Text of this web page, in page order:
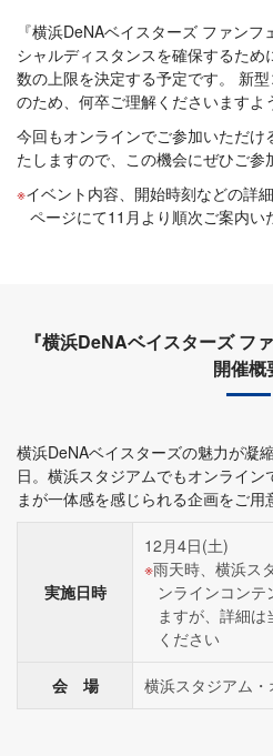
『横浜DeNAベイスターズ ファン
シャルディスタンスを確保するた
数の上限を決定する予定です。 新
のため、何卒ご理解くださいますよ
今回もオンラインでご参加いただ
たしますので、この機会にぜひご参
イベント内容、開始時刻などの詳
ページにて11月より順次ご案内い
『横浜DeNAベイスターズ フ
開催概
横浜DeNAベイスターズの魅力が凝
日。横浜スタジアムでもオンライン
まが一体感を感じられる企画をご用
実施日時
12月4日(土)
雨天時、横浜ス
ンラインコンテ
ますが、詳細
ください
会 場 横浜スタジアム